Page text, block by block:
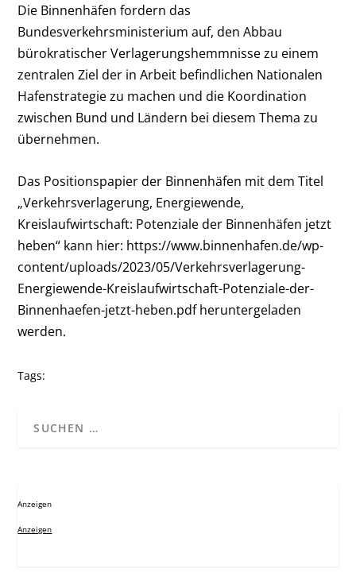
Die Binnenhäfen fordern das
Bundesverkehrsministerium auf, den Abbau
bürokratischer Verlagerungshemmnisse zu einem
zentralen Ziel der in Arbeit befindlichen Nationalen
Hafenstrategie zu machen und die Koordination
zwischen Bund und Ländern bei diesem Thema zu
übernehmen.
Das Positionspapier der Binnenhäfen mit dem Titel
„Verkehrsverlagerung, Energiewende,
Kreislaufwirtschaft: Potenziale der Binnenhäfen jetzt
heben“ kann hier: https://www.binnenhafen.de/wp-
content/uploads/2023/05/Verkehrsverlagerung-
Energiewende-Kreislaufwirtschaft-Potenziale-der-
Binnenhaefen-jetzt-heben.pdfheruntergeladen
werden.
Tags:
Anzeigen
Anzeigen